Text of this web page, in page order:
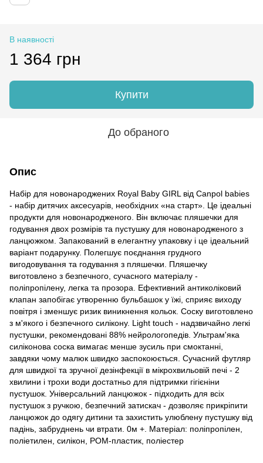
В наявності
1 364 грн
Купити
До обраного
Опис
Набір для новонароджених Royal Baby GIRL від Canpol babies
- набір дитячих аксесуарів, необхідних «на старт». Це ідеальні
продукти для новонародженого. Він включає пляшечки для
годування двох розмірів та пустушку для новонародженого з
ланцюжком. Запакований в елегантну упаковку і це ідеальний
варіант подарунку. Полегшує поєднання грудного
вигодовування та годування з пляшечки. Пляшечку
виготовлено з безпечного, сучасного матеріалу -
поліпропілену, легка та прозора. Ефективний антиколіковий
клапан запобігає утворенню бульбашок у їжі, сприяє виходу
повітря і зменшує ризик виникнення кольок. Соску виготовлено
з м'якого і безпечного силікону. Light touch - надзвичайно легкі
пустушки, рекомендовані 88% нейрологопедів. Ультрам'яка
силіконова соска вимагає менше зусиль при смоктанні,
завдяки чому малюк швидко заспокоюється. Сучасний футляр
для швидкої та зручної дезінфекції в мікрохвильовій печі - 2
хвилини і трохи води достатньо для підтримки гігієніни
пустушок. Універсальний ланцюжок - підходить для всіх
пустушок з ручкою, безпечний затискач - дозволяє прикріпити
ланцюжок до одягу дитини та захистить улюблену пустушку від
падінь, забруднень чи втрати. 0м +. Матеріал: поліпропілен,
поліетилен, силікон, РОМ-пластик, поліестер